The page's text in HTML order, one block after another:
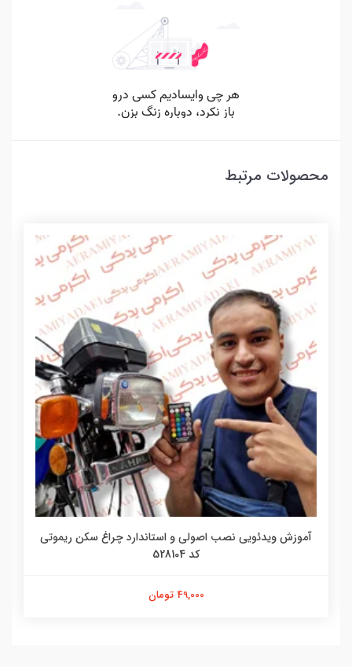
محصولات مرتبط
آموزش ویدئویی نصب اصولی و استاندارد چراغ سکن ریموتی
کد 528104
49,000 تومان